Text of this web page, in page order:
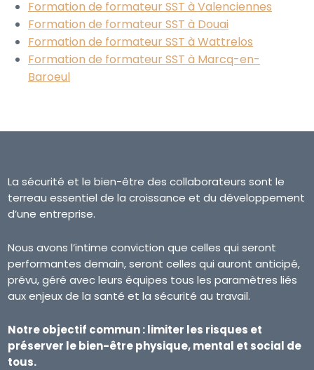
Formation de formateur SST à Valenciennes
Formation de formateur SST à Douai
Formation de formateur SST à Wattrelos
Formation de formateur SST à Marcq-en-
Baroeul
La sécurité et le bien-être des collaborateurs sont le
terreau essentiel de la croissance et du développement
d’une entreprise.
Nous avons l’intime conviction que celles qui seront
performantes demain, seront celles qui auront anticipé,
prévu, géré avec leurs équipes tous les paramètres liés
aux enjeux de la santé et la sécurité au travail.
Notre objectif commun : limiter les risques et
préserver le bien-être physique, mental et social de
tous.